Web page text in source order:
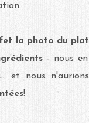
la photo du
- nous en
... et nous
!